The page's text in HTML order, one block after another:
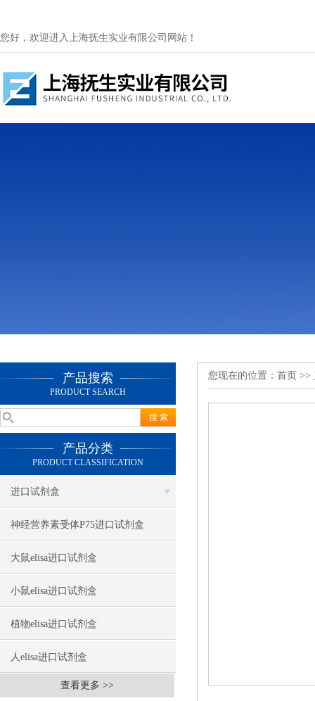
您好，欢迎进入上海抚生实业有限公司网站！
产品搜索
PRODUCT SEARCH
产品分类
PRODUCT CLASSIFICATION
进口试剂盒
神经营养素受体P75进口试剂盒
大鼠elisa进口试剂盒
小鼠elisa进口试剂盒
植物elisa进口试剂盒
人elisa进口试剂盒
查看更多 >>
您现在的位置： 首页 >>